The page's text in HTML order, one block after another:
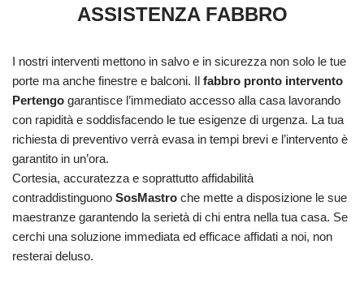
ASSISTENZA FABBRO
I nostri interventi mettono in salvo e in sicurezza non solo le tue
porte ma anche finestre e balconi. Il fabbro pronto intervento
Pertengo garantisce l’immediato accesso alla casa lavorando
con rapidità e soddisfacendo le tue esigenze di urgenza. La tua
richiesta di preventivo verrà evasa in tempi brevi e l’intervento è
garantito in un’ora.
Cortesia, accuratezza e soprattutto affidabilità
contraddistinguono SosMastro che mette a disposizione le sue
maestranze garantendo la serietà di chi entra nella tua casa. Se
cerchi una soluzione immediata ed efficace affidati a noi, non
resterai deluso.